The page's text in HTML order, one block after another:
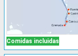
Comidas incluidas